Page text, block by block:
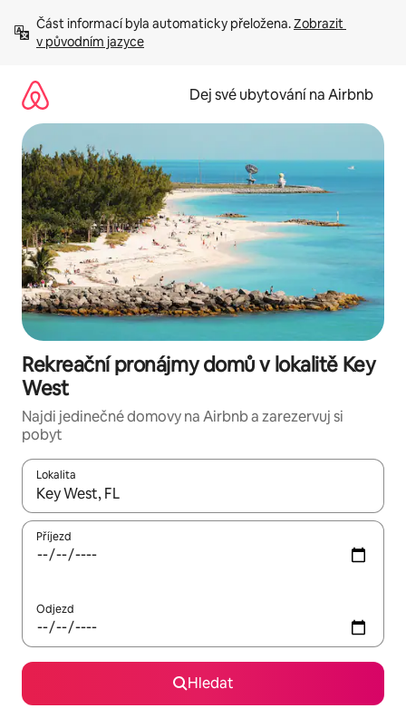
obsah
Část informací byla automaticky přeložena. Zobrazit
v původním jazyce
Dej své ubytování na Airbnb
Rekreační pronájmy domů v lokalitě Key
West
Najdi jedinečné domovy na Airbnb a zarezervuj si
pobyt
Lokalita
Až budou výsledky k dispozici, můžeš si je procházet pomocí
Příjezd
Odjezd
Hledat